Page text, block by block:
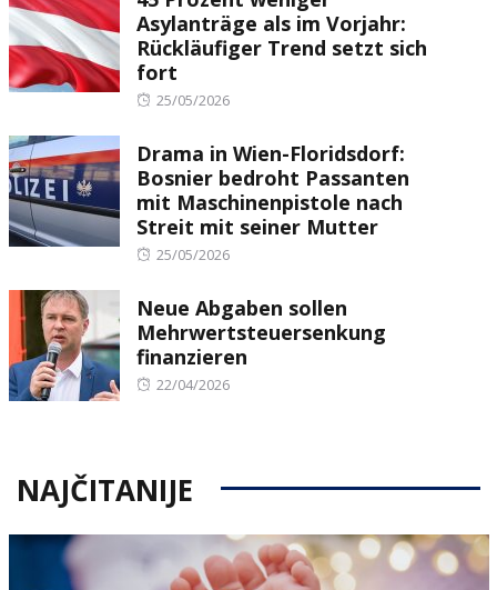
Asylanträge als im Vorjahr:
Rückläufiger Trend setzt sich
fort
Posted
25/05/2026
Drama in Wien-Floridsdorf:
Bosnier bedroht Passanten
mit Maschinenpistole nach
Streit mit seiner Mutter
Posted
25/05/2026
Neue Abgaben sollen
Mehrwertsteuersenkung
finanzieren
Posted
22/04/2026
NAJČITANIJE